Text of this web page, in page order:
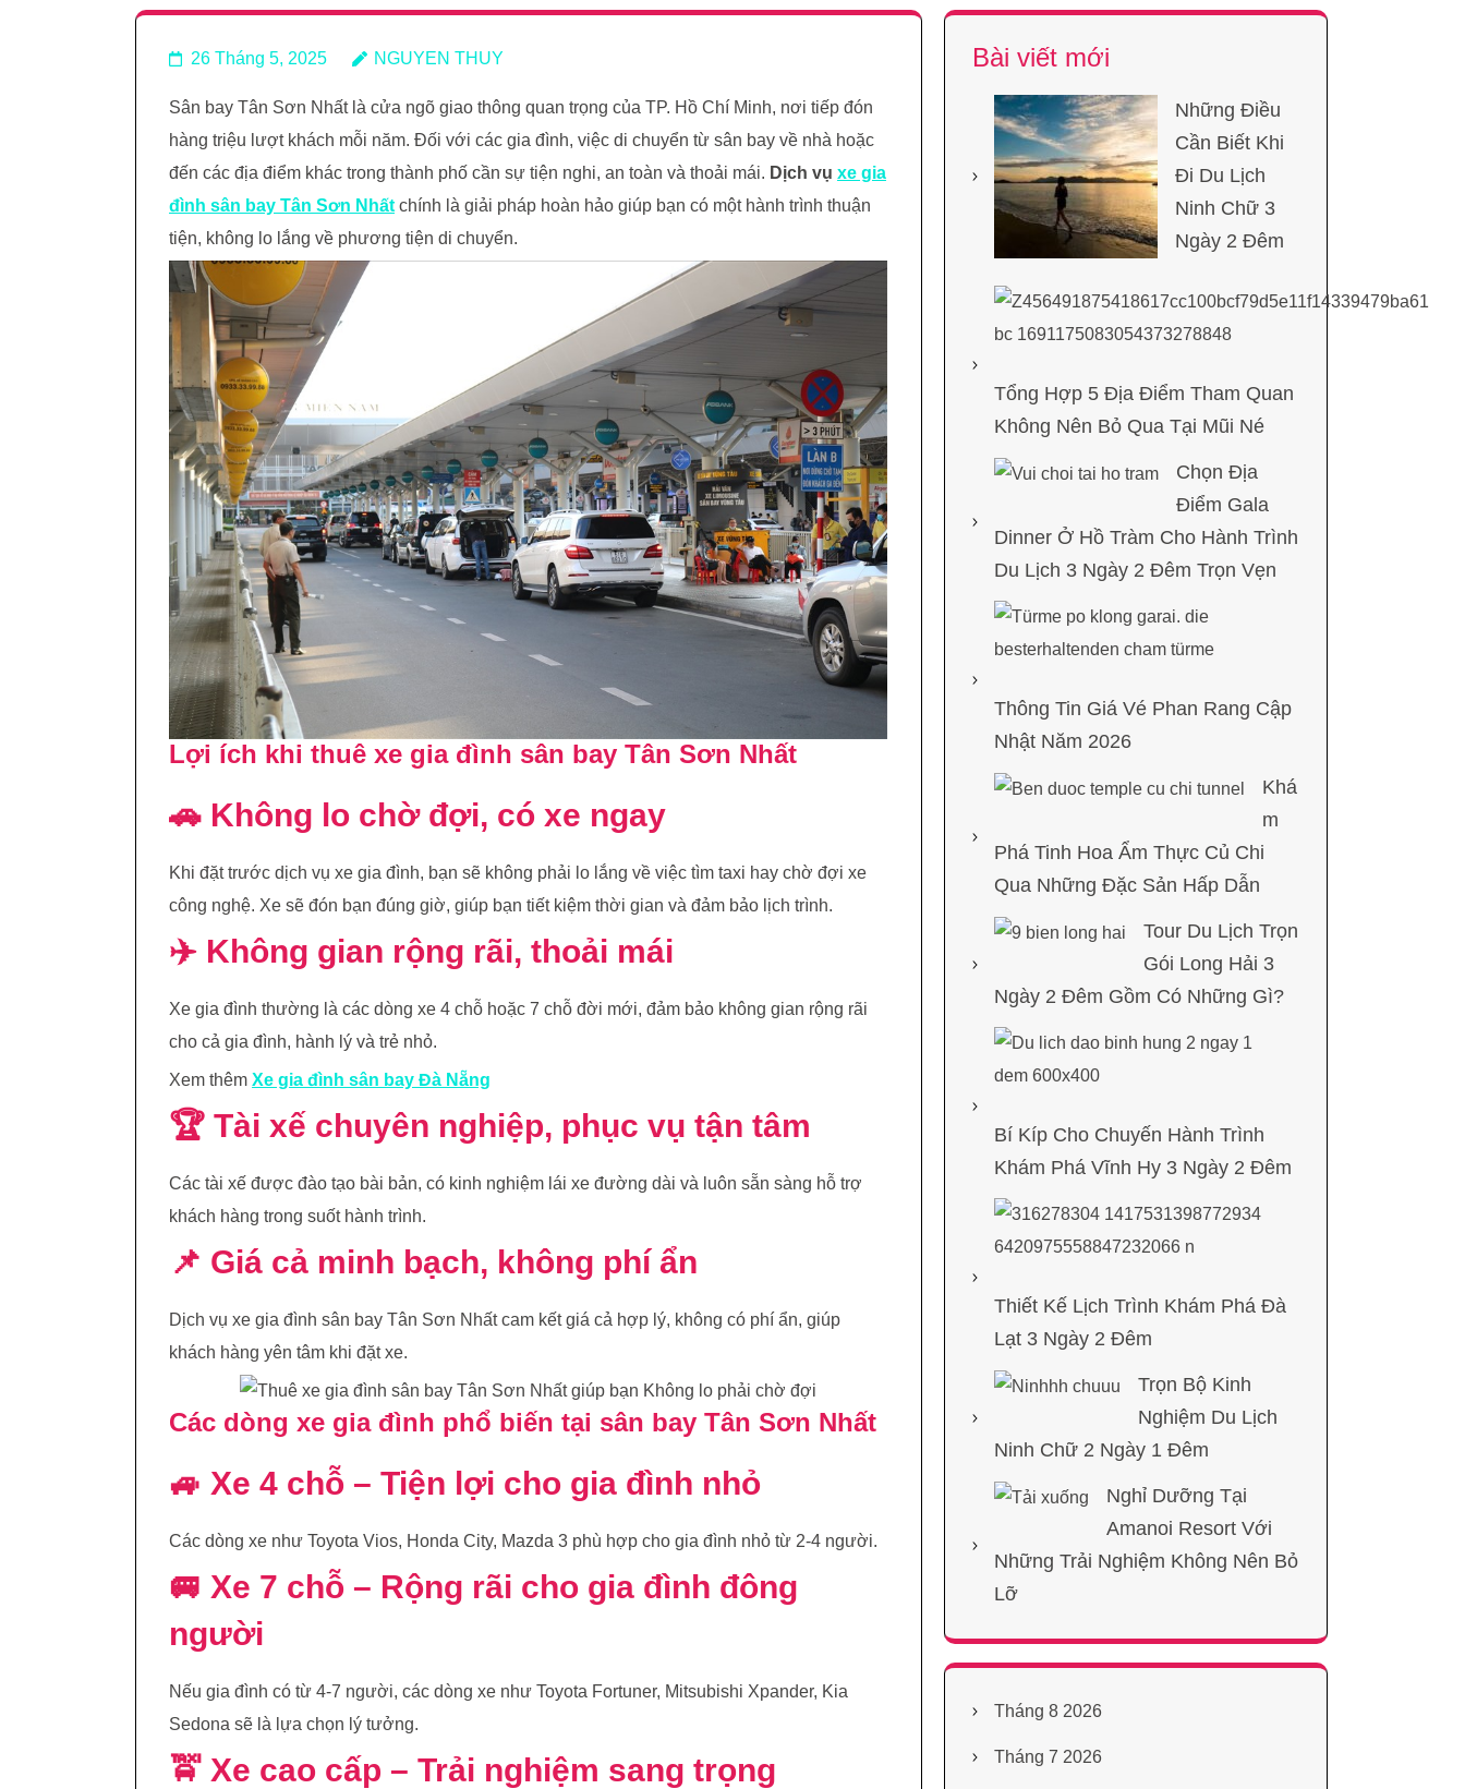
26 Tháng 5, 2025 NGUYEN THUY
Sân bay Tân Sơn Nhất là cửa ngõ giao thông quan trọng của TP. Hồ Chí Minh, nơi tiếp đón
hàng triệu lượt khách mỗi năm. Đối với các gia đình, việc di chuyển từ sân bay về nhà hoặc
đến các địa điểm khác trong thành phố cần sự tiện nghi, an toàn và thoải mái. Dịch vụ xe gia
đình sân bay Tân Sơn Nhất chính là giải pháp hoàn hảo giúp bạn có một hành trình thuận
tiện, không lo lắng về phương tiện di chuyển.
Lợi ích khi thuê xe gia đình sân bay Tân Sơn Nhất
🚗 Không lo chờ đợi, có xe ngay
Khi đặt trước dịch vụ xe gia đình, bạn sẽ không phải lo lắng về việc tìm taxi hay chờ đợi xe
công nghệ. Xe sẽ đón bạn đúng giờ, giúp bạn tiết kiệm thời gian và đảm bảo lịch trình.
✈️ Không gian rộng rãi, thoải mái
Xe gia đình thường là các dòng xe 4 chỗ hoặc 7 chỗ đời mới, đảm bảo không gian rộng rãi
cho cả gia đình, hành lý và trẻ nhỏ.
Xem thêm Xe gia đình sân bay Đà Nẵng
🏆 Tài xế chuyên nghiệp, phục vụ tận tâm
Các tài xế được đào tạo bài bản, có kinh nghiệm lái xe đường dài và luôn sẵn sàng hỗ trợ
khách hàng trong suốt hành trình.
📌 Giá cả minh bạch, không phí ẩn
Dịch vụ xe gia đình sân bay Tân Sơn Nhất cam kết giá cả hợp lý, không có phí ẩn, giúp
khách hàng yên tâm khi đặt xe.
Các dòng xe gia đình phổ biến tại sân bay Tân Sơn Nhất
🚙 Xe 4 chỗ – Tiện lợi cho gia đình nhỏ
Các dòng xe như Toyota Vios, Honda City, Mazda 3 phù hợp cho gia đình nhỏ từ 2-4 người.
🚐 Xe 7 chỗ – Rộng rãi cho gia đình đông
người
Nếu gia đình có từ 4-7 người, các dòng xe như Toyota Fortuner, Mitsubishi Xpander, Kia
Sedona sẽ là lựa chọn lý tưởng.
🚖 Xe cao cấp – Trải nghiệm sang trọng
Bài viết mới
Những Điều
Cần Biết Khi
Đi Du Lịch
Ninh Chữ 3
Ngày 2 Đêm
Tổng Hợp 5 Địa Điểm Tham Quan
Không Nên Bỏ Qua Tại Mũi Né
Chọn Địa
Điểm Gala
Dinner Ở Hồ Tràm Cho Hành Trình
Du Lịch 3 Ngày 2 Đêm Trọn Vẹn
Thông Tin Giá Vé Phan Rang Cập
Nhật Năm 2026
Khá
m
Phá Tinh Hoa Ẩm Thực Củ Chi
Qua Những Đặc Sản Hấp Dẫn
Tour Du Lịch Trọn
Gói Long Hải 3
Ngày 2 Đêm Gồm Có Những Gì?
Bí Kíp Cho Chuyến Hành Trình
Khám Phá Vĩnh Hy 3 Ngày 2 Đêm
Thiết Kế Lịch Trình Khám Phá Đà
Lạt 3 Ngày 2 Đêm
Trọn Bộ Kinh
Nghiệm Du Lịch
Ninh Chữ 2 Ngày 1 Đêm
Nghỉ Dưỡng Tại
Amanoi Resort Với
Những Trải Nghiệm Không Nên Bỏ
Lỡ
Tháng 8 2026
Tháng 7 2026